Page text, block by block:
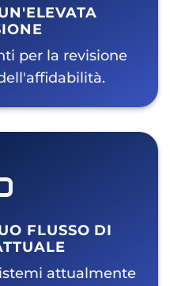
per la revisione
FLUSSO DI
attualmente